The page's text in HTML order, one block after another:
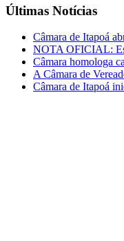
Últimas Notícias
Câmara de Itapoá
NOTA OFICIAL:
Câmara homologa
A Câmara de
Câmara de Itapoá